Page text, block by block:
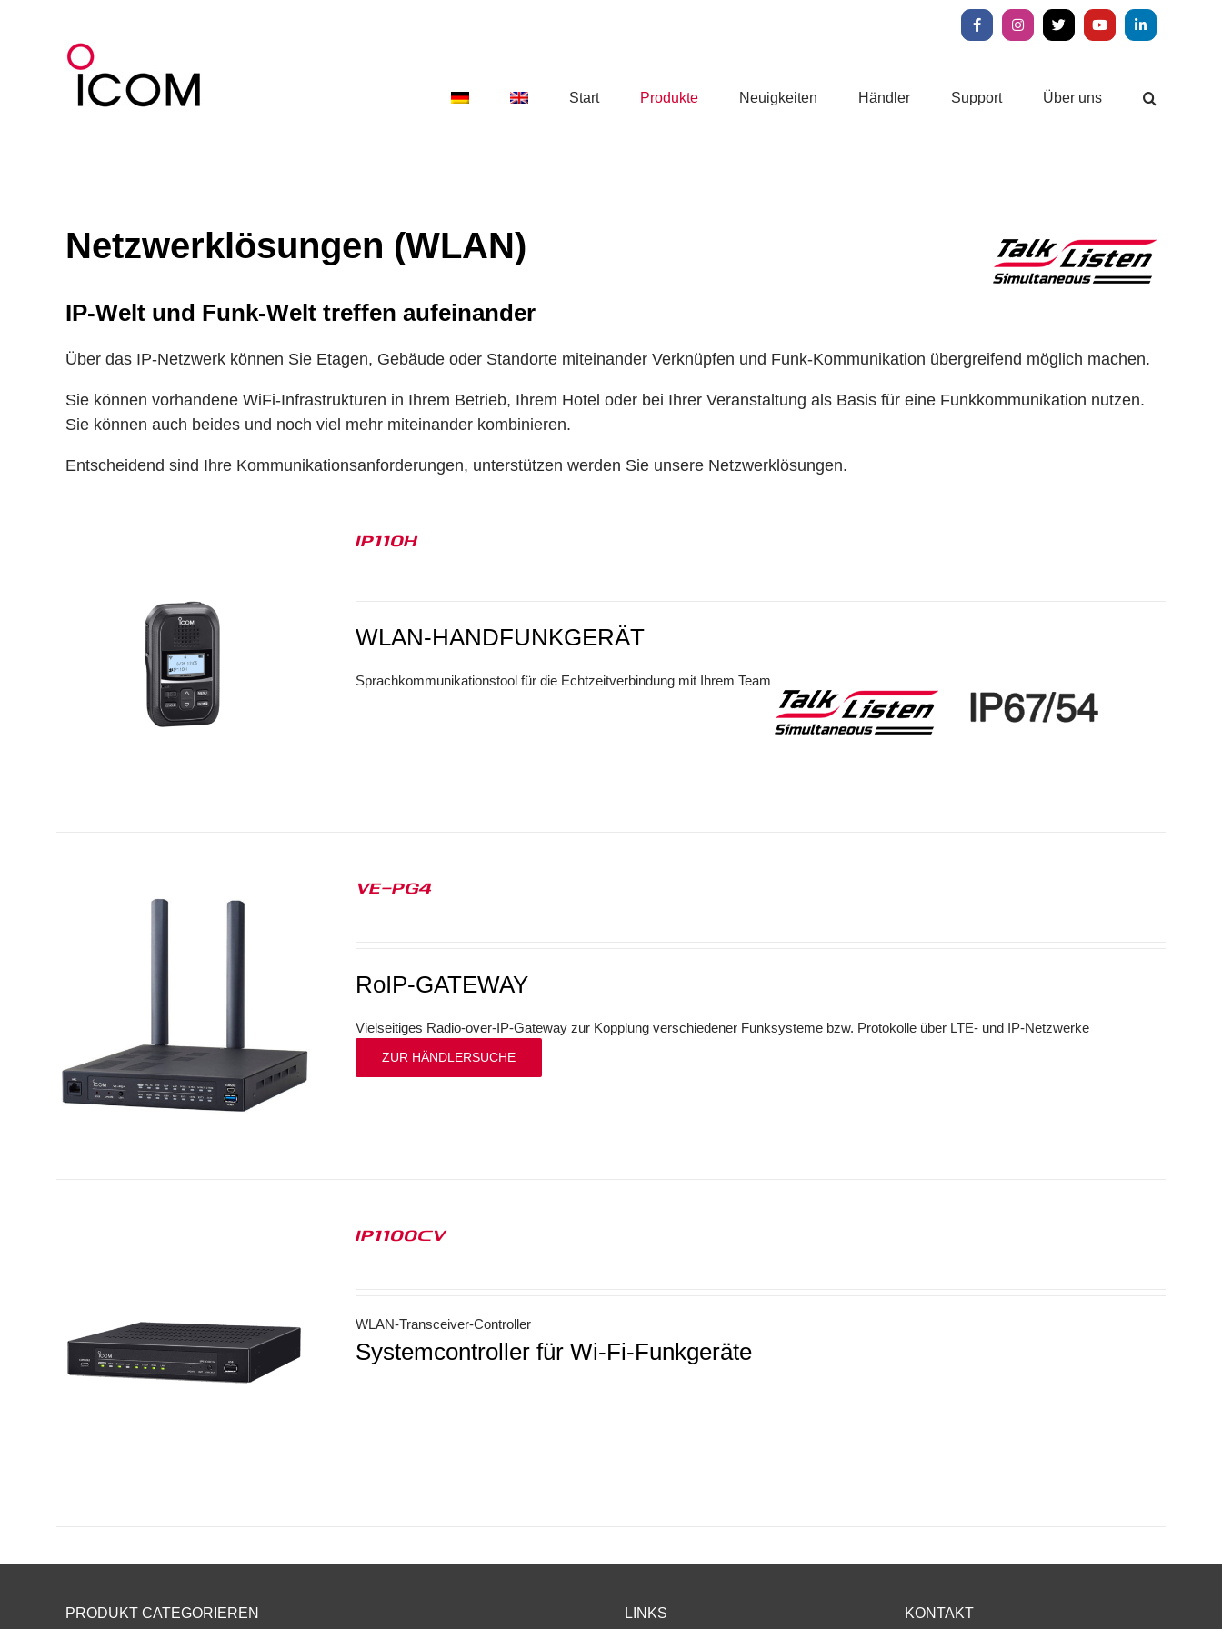
FacebookInstagram
X YouTubeLinkedIn
Start Produkte Neuigkeiten Händler Support Über uns
Netzwerklösungen (WLAN)
IP-Welt und Funk-Welt treffen aufeinander
Über das IP-Netzwerk können Sie Etagen, Gebäude oder Standorte miteinander Verknüpfen und Funk-Kommunikation übergreifend möglich machen.
Sie können vorhandene WiFi-Infrastrukturen in Ihrem Betrieb, Ihrem Hotel oder bei Ihrer Veranstaltung als Basis für eine Funkkommunikation nutzen.
Sie können auch beides und noch viel mehr miteinander kombinieren.
Entscheidend sind Ihre Kommunikationsanforderungen, unterstützen werden Sie unsere Netzwerklösungen.
IP110H
WLAN-HANDFUNKGERÄT
Sprachkommunikationstool für die Echtzeitverbindung mit Ihrem Team
VE-PG4
RoIP-GATEWAY
Vielseitiges Radio-over-IP-Gateway zur Kopplung verschiedener Funksysteme bzw. Protokolle über LTE- und IP-Netzwerke
ZUR HÄNDLERSUCHE
IP1100CV
WLAN-Transceiver-Controller
Systemcontroller für Wi-Fi-Funkgeräte
PRODUKT CATEGORIEREN LINKS KONTAKT